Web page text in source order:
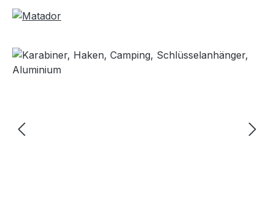
Bildergalerie überspringen